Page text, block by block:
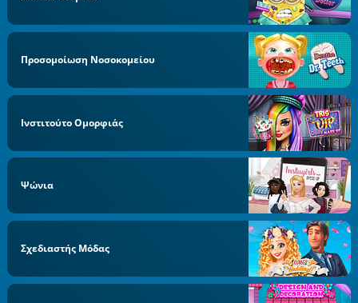
Προσομοίωση Νοσοκομείου
Ινστιτούτο Ομορφιάς
Ψώνια
Σχεδιαστής Μόδας